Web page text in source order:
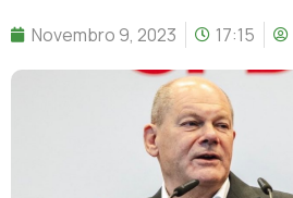
Novembro 9, 2023 17:15